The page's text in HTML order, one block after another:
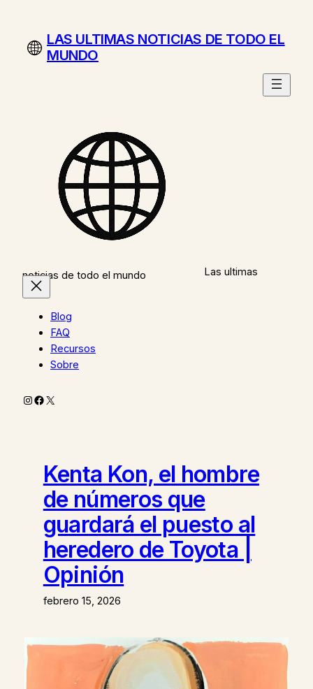
contenidoLAS ULTIMAS NOTICIAS DE TODO EL
MUNDO
Las ultimas
noticias de todo el mundo
Blog
FAQ
Recursos
Sobre
Instagram
Facebook
X
Kenta Kon, el hombre
de números que
guardará el puesto al
heredero de Toyota |
Opinión
febrero 15, 2026